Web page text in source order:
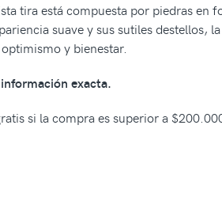
tira está compuesta por piedras en
suave y sus sutiles destellos,
y bienestar.
exacta.
si la compra es superior a